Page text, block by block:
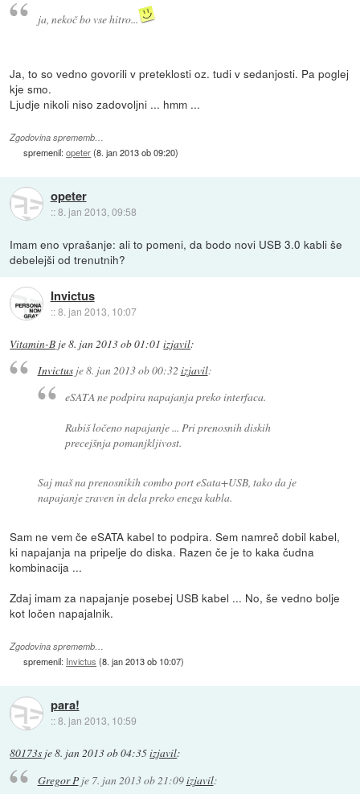
ja, nekoč bo vse hitro...
Ja, to so vedno govorili v preteklosti oz. tudi v sedanjosti. Pa poglej
kje smo.
Ljudje nikoli niso zadovoljni ... hmm ...
Zgodovina sprememb…
spremenil:opeter(8. jan 2013 ob 09:20)
opeter
::8. jan 2013, 09:58
Imam eno vprašanje: ali to pomeni, da bodo novi USB 3.0 kabli še
debelejši od trenutnih?
Invictus
::8. jan 2013, 10:07
Vitamin-B je8. jan 2013 ob 01:01 izjavil:
Invictusje8. jan 2013 ob 00:32 izjavil:
eSATA ne podpira napajanja preko interfaca.
Rabiš ločeno napajanje ... Pri prenosnih diskih
precejšnja pomanjkljivost.
Saj maš na prenosnikih combo port eSata+USB, tako da je
napajanje zraven in dela preko enega kabla.
Sam ne vem če eSATA kabel to podpira. Sem namreč dobil kabel,
ki napajanja na pripelje do diska. Razen če je to kaka čudna
kombinacija ...
Zdaj imam za napajanje posebej USB kabel ... No, še vedno bolje
kot ločen napajalnik.
Zgodovina sprememb…
spremenil: Invictus (8. jan 2013 ob 10:07)
para!
::8. jan 2013, 10:59
80173s je8. jan 2013 ob 04:35izjavil:
Gregor Pje 7. jan 2013 ob 21:09izjavil: